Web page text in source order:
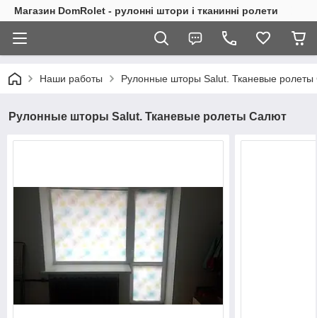
Магазин DomRolet - рулонні штори і тканинні ролети
Наши работы Рулонные шторы Salut. Тканевые
Рулонные шторы Salut. Тканевые ролеты Салют